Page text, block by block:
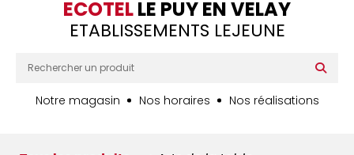
ECOTELLE PUY EN VELAY
ETABLISSEMENTS LEJEUNE
Notre magasin Nos horaires Nos réalisations